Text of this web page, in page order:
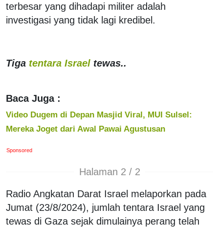
terbesar yang dihadapi militer adalah
investigasi yang tidak lagi kredibel.
Tiga tentara Israel tewas..
Baca Juga :
Video Dugem di Depan Masjid Viral, MUI Sulsel:
Mereka Joget dari Awal Pawai Agustusan
Sponsored
Halaman 2 / 2
Radio Angkatan Darat Israel melaporkan pada
Jumat (23/8/2024), jumlah tentara Israel yang
tewas di Gaza sejak dimulainya perang telah